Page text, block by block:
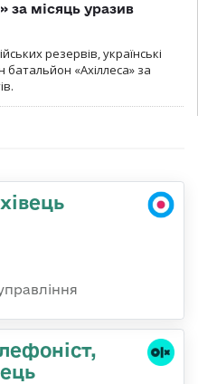
за місяць уразив
резервів, українські
«Ахіллеса» за